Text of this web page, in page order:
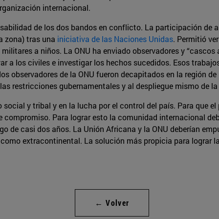
internacional.
de los dos bandos en conflicto. La participación de
zona) tras una iniciativa de las Naciones Unidas. Permitió
a niños. La ONU ha enviado observadores y
a los civiles e investigar los hechos sucedidos. Esos
observadores de la ONU fueron decapitados en la región
restricciones gubernamentales y al despliegue mismo de
y tribal y en la lucha por el control del país. Para que
Para lograr esto la comunidad internacional
de casi dos años. La Unión Africana y la ONU deberían
extracontinental. La solución más propicia para lograr
← Volver